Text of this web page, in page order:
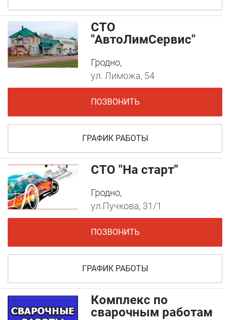
СТО
"АвтоЛимСервис"
Гродно,
ул. Лиможа, 54
ПОЗВОНИТЬ
ГРАФИК РАБОТЫ
СТО "На старт"
Гродно,
ул.Пучкова, 31/1
ПОЗВОНИТЬ
ГРАФИК РАБОТЫ
Комплекс по
сварочным работам